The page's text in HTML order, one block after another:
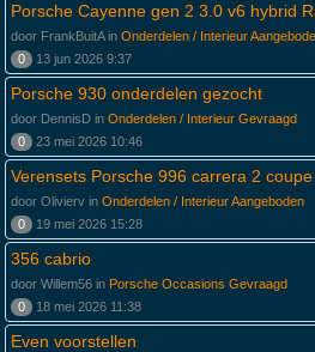
Porsche Cayenne gen 2 3.0 v6 hybrid
door FrankBuitA in Onderdelen / Interieur
0
13 jun 2026 9:37
Porsche 930 onderdelen gezocht
door DennisD in Onderdelen / Interieur Gevraagd
0
23 mei 2026 10:46
Verensets Porsche 996 carrera 2 coupe
door Olivierv in Onderdelen / Interieur Aangeboden
0
19 mei 2026 15:28
356 cabrio
door Willem56 in Porsche Occasions Gevraagd
0
18 mei 2026 11:38
Even voorstellen